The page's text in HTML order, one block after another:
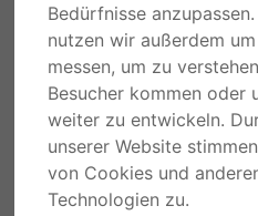
Bedürfnisse
nutzen wir außerdem
messen, um zu
Besucher kommen oder
weiter zu entwickeln.
unserer Website
von Cookies und
Technologien zu.